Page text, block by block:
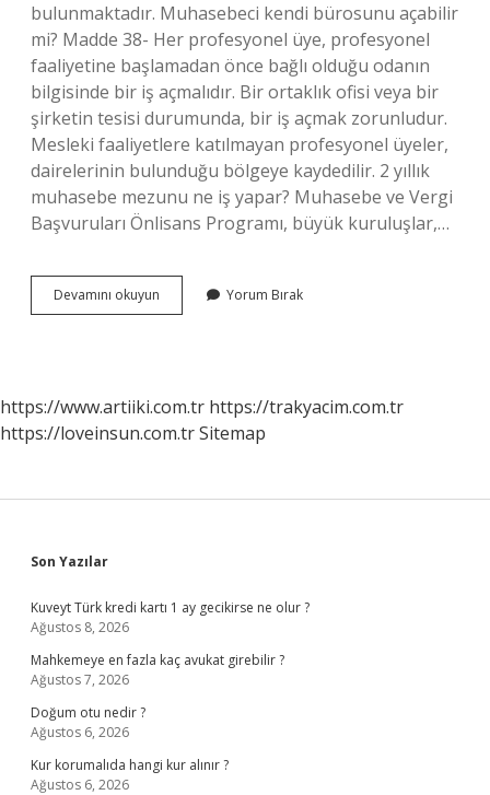
bulunmaktadır. Muhasebeci kendi bürosunu açabilir
mi? Madde 38- Her profesyonel üye, profesyonel
faaliyetine başlamadan önce bağlı olduğu odanın
bilgisinde bir iş açmalıdır. Bir ortaklık ofisi veya bir
şirketin tesisi durumunda, bir iş açmak zorunludur.
Mesleki faaliyetlere katılmayan profesyonel üyeler,
dairelerinin bulunduğu bölgeye kaydedilir. 2 yıllık
muhasebe mezunu ne iş yapar? Muhasebe ve Vergi
Başvuruları Önlisans Programı, büyük kuruluşlar,…
Devamını okuyun
Yıllık
Yorum Bırak
https://www.artiiki.com.tr https://trakyacim.com.tr
https://loveinsun.com.trSitemap
Sidebar
Son Yazılar
Kuveyt Türk kredi kartı 1 ay gecikirse ne olur ?
Ağustos 8, 2026
Mahkemeye en fazla kaç avukat girebilir ?
Ağustos 7, 2026
Doğum otu nedir ?
Ağustos 6, 2026
Kur korumalıda hangi kur alınır ?
Ağustos 6, 2026